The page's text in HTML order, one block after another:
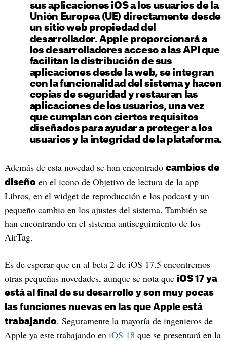
sus aplicaciones iOS a los usuarios de la
Unión Europea (UE) directamente desde
un sitio web propiedad del
desarrollador. Apple proporcionará a
los desarrolladores acceso a las API que
facilitan la distribución de sus
aplicaciones desde la web, se integran
con la funcionalidad del sistema y hacen
copias de seguridad y restauran las
aplicaciones de los usuarios, una vez
que cumplan con ciertos requisitos
diseñados para ayudar a proteger a los
usuarios y la integridad de la plataforma.
Además de esta novedad se han encontrado cambios de
diseño en el icono de Objetivo de lectura de la app
Libros, en el widget de reproducción e los podcast y un
pequeño cambio en los ajustes del sistema. También se
han encontrando en el sistema antiseguimiento de los
AirTag.
Es de esperar que en al beta 2 de iOS 17.5 encontremos
otras pequeñas novedades, aunque se nota que iOS 17 ya
está al final de su desarrollo y son muy pocas
las funciones nuevas en las que Apple está
trabajando. Seguramente la mayoría de ingenieros de
Apple ya este trabajando en iOS 18 que se presentará en la